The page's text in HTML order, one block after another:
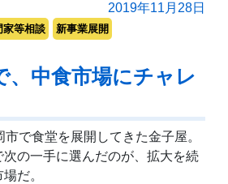
2019年11月28日
家等相談 新事業展開
、中食市場にチャレ
で食堂を展開してきた金子屋。
の一手に選んだのが、拡大を続
だ。